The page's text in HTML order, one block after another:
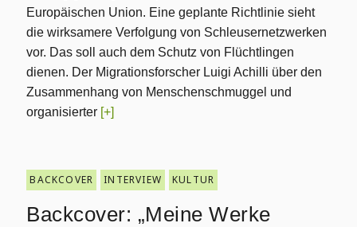
Europäischen Union. Eine geplante Richtlinie sieht
die wirksamere Verfolgung von Schleusernetzwerken
vor. Das soll auch dem Schutz von Flüchtlingen
dienen. Der Migrationsforscher Luigi Achilli über den
Zusammenhang von Menschenschmuggel und
organisierter [+]
BACKCOVER INTERVIEW KULTUR
Backcover: „Meine Werke